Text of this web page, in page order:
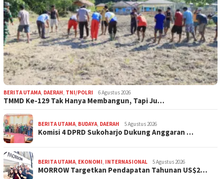
BERITA UTAMA, DAERAH, TNI/POLRI 6 Agustus 2026
TMMD Ke-129 Tak Hanya Membangun, Tapi Ju…
BERITA UTAMA, BUDAYA, DAERAH 5 Agustus 2026
Komisi 4 DPRD Sukoharjo Dukung Anggaran …
BERITA UTAMA, EKONOMI, INTERNASIONAL 5 Agustus 2026
MORROW Targetkan Pendapatan Tahunan US$2…